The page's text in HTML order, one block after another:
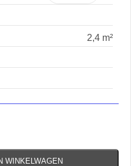
2,4 m²
WINKELWAGEN